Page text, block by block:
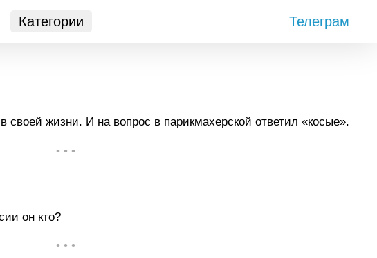
Категории Телеграм
своей жизни. И на вопрос в парикмахерской ответил «косые».
• • •
он кто?
• • •